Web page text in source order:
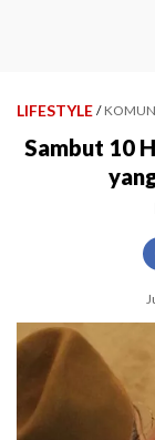
LIFESTYLE /
Sambut 10